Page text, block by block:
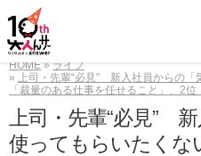
HOME
ライフ
上司・先輩“必見” 新入社員からの
「裁量のある仕事を任せること」、2
上司・先輩“必見”
使ってもらいたく